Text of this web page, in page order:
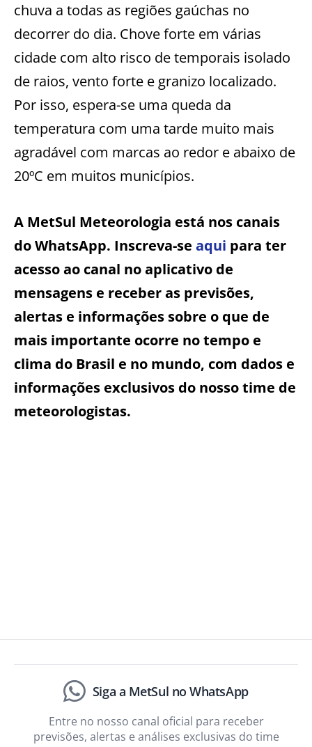
chuva a todas as regiões gaúchas no
decorrer do dia. Chove forte em várias
cidade com alto risco de temporais isolado
de raios, vento forte e granizo localizado.
Por isso, espera-se uma queda da
temperatura com uma tarde muito mais
agradável com marcas ao redor e abaixo de
20ºC em muitos municípios.
A MetSul Meteorologia está nos canais
do WhatsApp. Inscreva-se aqui para ter
acesso ao canal no aplicativo de
mensagens e receber as previsões,
alertas e informações sobre o que de
mais importante ocorre no tempo e
clima do Brasil e no mundo, com dados e
informações exclusivos do nosso time de
meteorologistas.
Siga a MetSul no WhatsApp
Entre no nosso canal oficial para receber
previsões, alertas e análises exclusivas do time